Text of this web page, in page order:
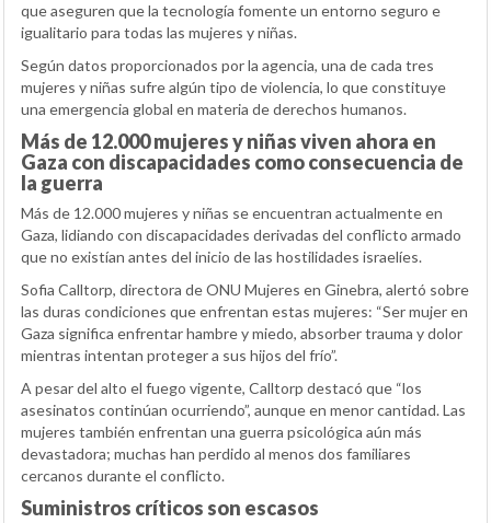
que aseguren que la tecnología fomente un entorno seguro e
igualitario para todas las mujeres y niñas.
Según datos proporcionados por la agencia, una de cada tres
mujeres y niñas sufre algún tipo de violencia, lo que constituye
una emergencia global en materia de derechos humanos.
Más de 12.000 mujeres y niñas viven ahora en
Gaza con discapacidades como consecuencia de
la guerra
Más de 12.000 mujeres y niñas se encuentran actualmente en
Gaza, lidiando con discapacidades derivadas del conflicto armado
que no existían antes del inicio de las hostilidades israelíes.
Sofia Calltorp, directora de ONU Mujeres en Ginebra, alertó sobre
las duras condiciones que enfrentan estas mujeres: “Ser mujer en
Gaza significa enfrentar hambre y miedo, absorber trauma y dolor
mientras intentan proteger a sus hijos del frío”.
A pesar del alto el fuego vigente, Calltorp destacó que “los
asesinatos continúan ocurriendo”, aunque en menor cantidad. Las
mujeres también enfrentan una guerra psicológica aún más
devastadora; muchas han perdido al menos dos familiares
cercanos durante el conflicto.
Suministros críticos son escasos